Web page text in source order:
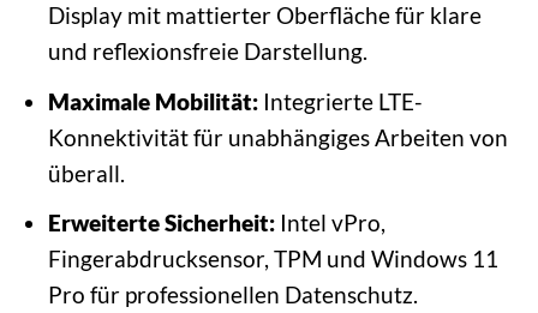
Display mit mattierter Oberfläche für klare
und reflexionsfreie Darstellung.
Maximale Mobilität:Integrierte LTE-
Konnektivität für unabhängiges Arbeiten von
überall.
Erweiterte Sicherheit:Intel vPro,
Fingerabdrucksensor, TPM und Windows 11
Pro für professionellen Datenschutz.